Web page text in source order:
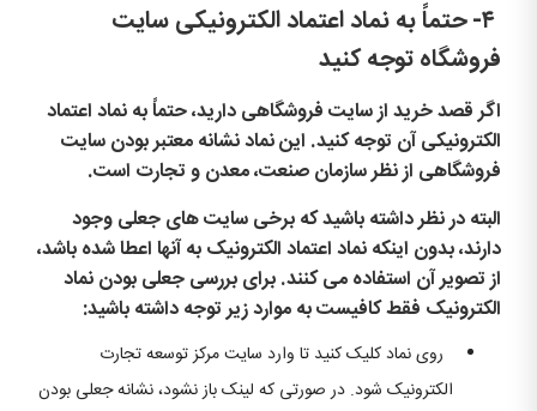
حتماً به نماد اعتماد الکترونیکی سایت
فروشگاه توجه کنید
اگر قصد خرید از سایت فروشگاهی دارید، حتماً به نماد اعتماد
الکترونیکی آن توجه کنید. این نماد نشانه معتبر بودن سایت
فروشگاهی از نظر سازمان صنعت، معدن و تجارت است.
البته در نظر داشته باشید که برخی سایت های جعلی وجود
دارند، بدون اینکه نماد اعتماد الکترونیک به آنها اعطا شده باشد،
از تصویر آن استفاده می کنند. برای بررسی جعلی بودن نماد
الکترونیک فقط کافیست به موارد زیر توجه داشته باشید:
روی نماد کلیک کنید تا وارد سایت مرکز توسعه تجارت
الکترونیک شود. در صورتی که لینک باز نشود، نشانه جعلی بودن